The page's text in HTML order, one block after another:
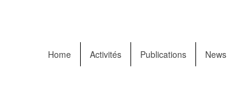
Home Activités Publications News